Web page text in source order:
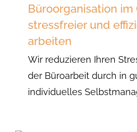
Büroorganisation im
stressfreier und
arbeiten
Wir reduzieren Ihren
der Büroarbeit durch in
individuelles